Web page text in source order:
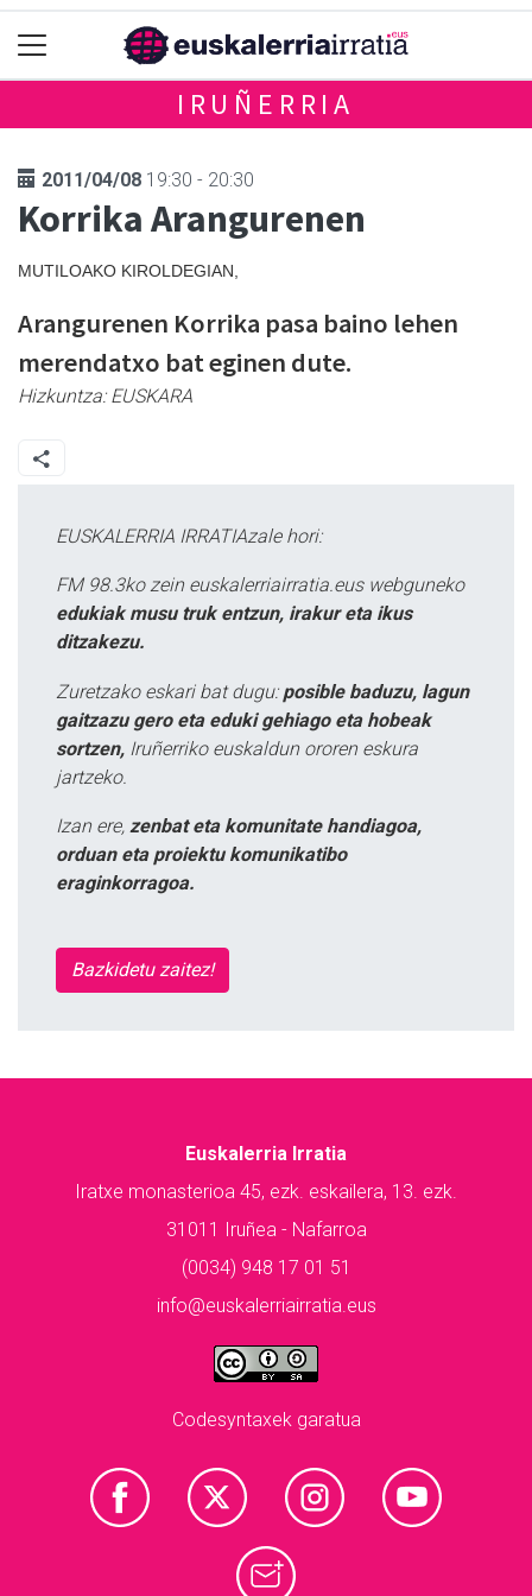
IRUÑERRIA
2011/04/08 19:30 - 20:30
Korrika Arangurenen
MUTILOAKO KIROLDEGIAN,
Arangurenen Korrika pasa baino lehen
merendatxo bat eginen dute.
Hizkuntza:EUSKARA
EUSKALERRIA IRRATIAzale hori:
FM 98.3ko zein euskalerriairratia.eus webguneko
edukiak musu truk entzun, irakur eta ikus
ditzakezu.
Zuretzako eskari bat dugu: posible baduzu, lagun
gaitzazu gero eta eduki gehiago eta hobeak
sortzen, Iruñerriko euskaldun ororen eskura
jartzeko.
Izan ere, zenbat eta komunitate handiagoa,
orduan eta proiektu komunikatibo
eraginkorragoa.
Bazkidetu zaitez!
Euskalerria Irratia
Iratxe monasterioa 45, ezk. eskailera, 13. ezk.
31011 Iruñea - Nafarroa
(0034) 948 17 01 51
info@euskalerriairratia.eus
Codesyntaxek garatua